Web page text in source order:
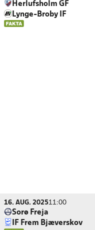
Herlufsholm GF
Lynge-Broby IF
16. AUG. 202511:00
Sorø Freja
IF Frem Bjæverskov